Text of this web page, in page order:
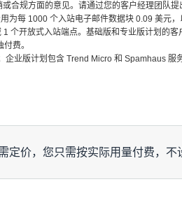
合规方面的意见。请通过您的客户经理团队提
为每 1000 个入站电子邮件数据块 0.09 美元
个开放式入站端点。基础版和专业版计划的
费。
业版计划包含 Trend Micro 和 Spamhaus 服
定价，您只需按实际用量付费，